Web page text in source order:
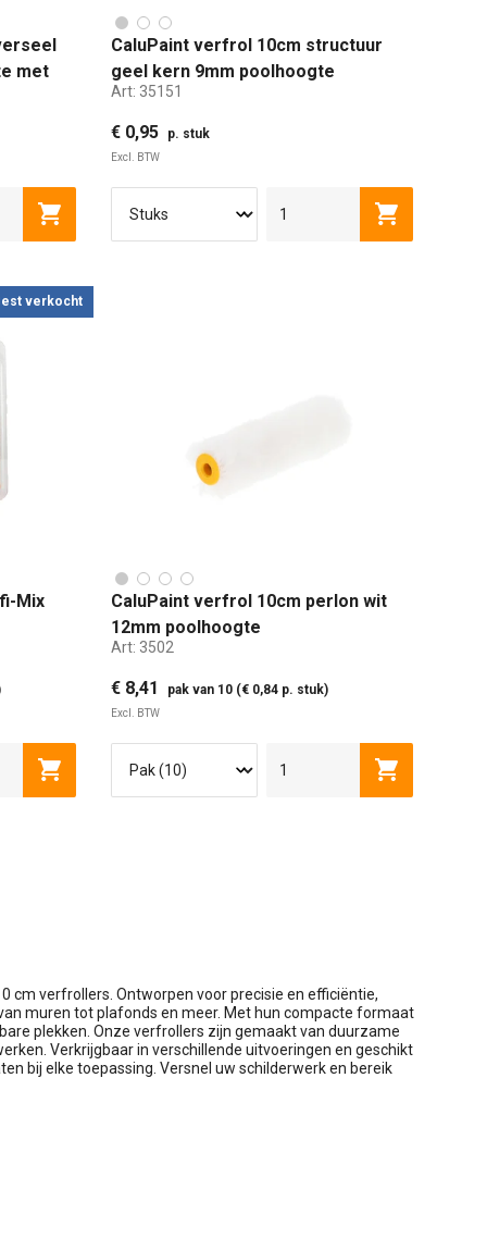
met
Toevoegen aan winkelwagen
CaluPaint verfrol 10cm structuur
geel kern 9mm poolhoogte
Art: 35151
€ 0,95 p. stuk
Excl. BTW
10 CM 18 CM Toevoegen
verkocht
Mix
Toevoegen aan winkelwagen
CaluPaint verfrol 10cm perlon wit
12mm poolhoogte
Art: 3502
€ 8,41 pak van 10 (€ 0,84 p. stuk)
Excl. BTW
Toevoegen
verfrollers. Ontworpen voor precisie en efficiëntie,
muren tot plafonds en meer. Met hun compacte formaat
plekken. Onze verfrollers zijn gemaakt van duurzame
Verkrijgbaar in verschillende uitvoeringen en geschikt
bij elke toepassing. Versnel uw schilderwerk en bereik